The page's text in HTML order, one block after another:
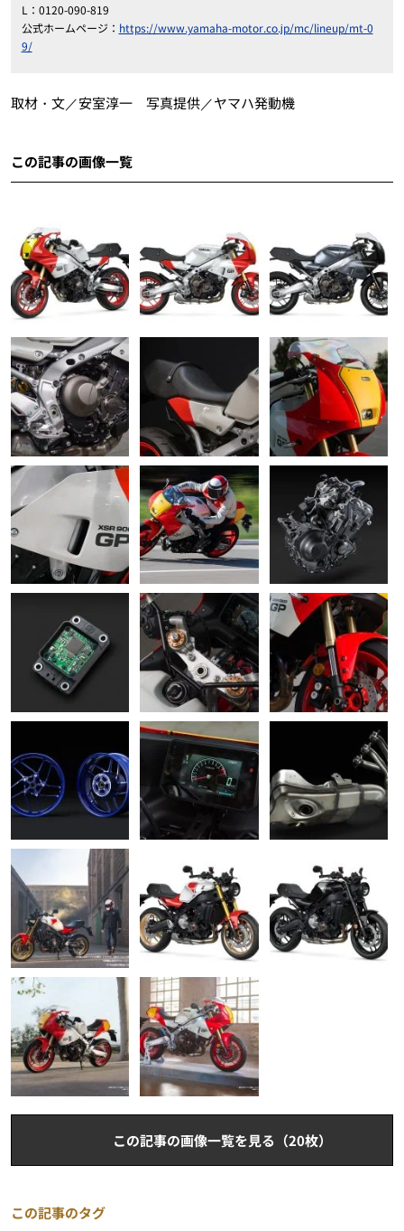
L：0120-090-819
公式ホームページ： https://www.yamaha-motor.co.jp/mc/lineup/mt-0
9/
取材・文／安室淳一 写真提供／ヤマハ発動機
この記事の画像一覧
この記事の画像一覧を見る（20枚）
この記事のタグ